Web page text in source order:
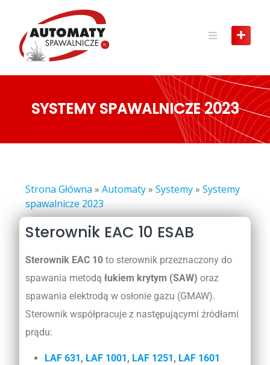
SYSTEMY SPAWALNICZE 2023
Strona Główna » Automaty» Systemy» Systemy
spawalnicze 2023
Sterownik EAC 10 ESAB
Sterownik EAC 10 to sterownik przeznaczony do
spawania metodą łukiem krytym (SAW) oraz
spawania elektrodą w osłonie gazu (GMAW).
Sterownik współpracuje z następującymi źródłami
prądu:
LAF 631, LAF 1001, LAF 1251, LAF 1601